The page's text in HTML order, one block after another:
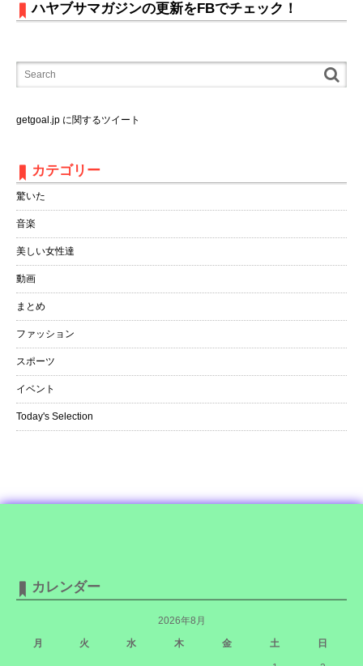
ハヤブサマガジンの更新をFBでチェック！
getgoal.jp に関するツイート
カテゴリー
驚いた
音楽
美しい女性達
動画
まとめ
ファッション
スポーツ
イベント
Today's Selection
カレンダー
2026年8月
月
火 水 木 金 土 日